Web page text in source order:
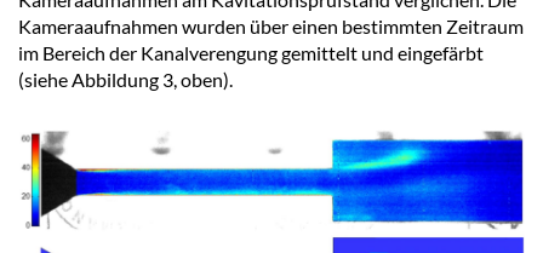
Kameraaufnahmen wurden über einen bestimmten Zeitraum
im Bereich der Kanalverengung gemittelt und eingefärbt
(siehe Abbildung 3, oben).